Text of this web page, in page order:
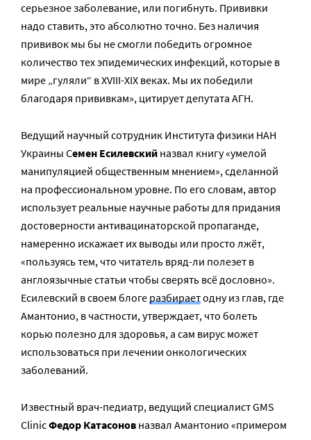
серьезное заболевание, или погибнуть. Прививки
надо ставить, это абсолютно точно. Без наличия
прививок мы бы не смогли победить огромное
количество тех эпидемических инфекций, которые в
мире „гуляли“ в XVIII-XIX веках. Мы их победили
благодаря прививкам», цитирует депутата АГН.
Ведущий научный сотрудник Института физики НАН
Украины Семен Есилевский назвал книгу «умелой
манипуляцией общественным мнением», сделанной
на профессиональном уровне. По его словам, автор
использует реальные научные работы для придания
достоверности антивацинаторской пропаганде,
намеренно искажает их выводы или просто лжёт,
«пользуясь тем, что читатель вряд-ли полезет в
англоязычные статьи чтобы сверять всё дословно».
Есилевский в своем блогеразбираетодну из глав, где
Амантонио, в частности, утверждает, что болеть
корью полезно для здоровья, а сам вирус может
использоваться при лечении онкологических
заболеваний.
Известный врач-педиатр, ведущий специалист GMS
ClinicФедор Катасонов назвал Амантонио «примером